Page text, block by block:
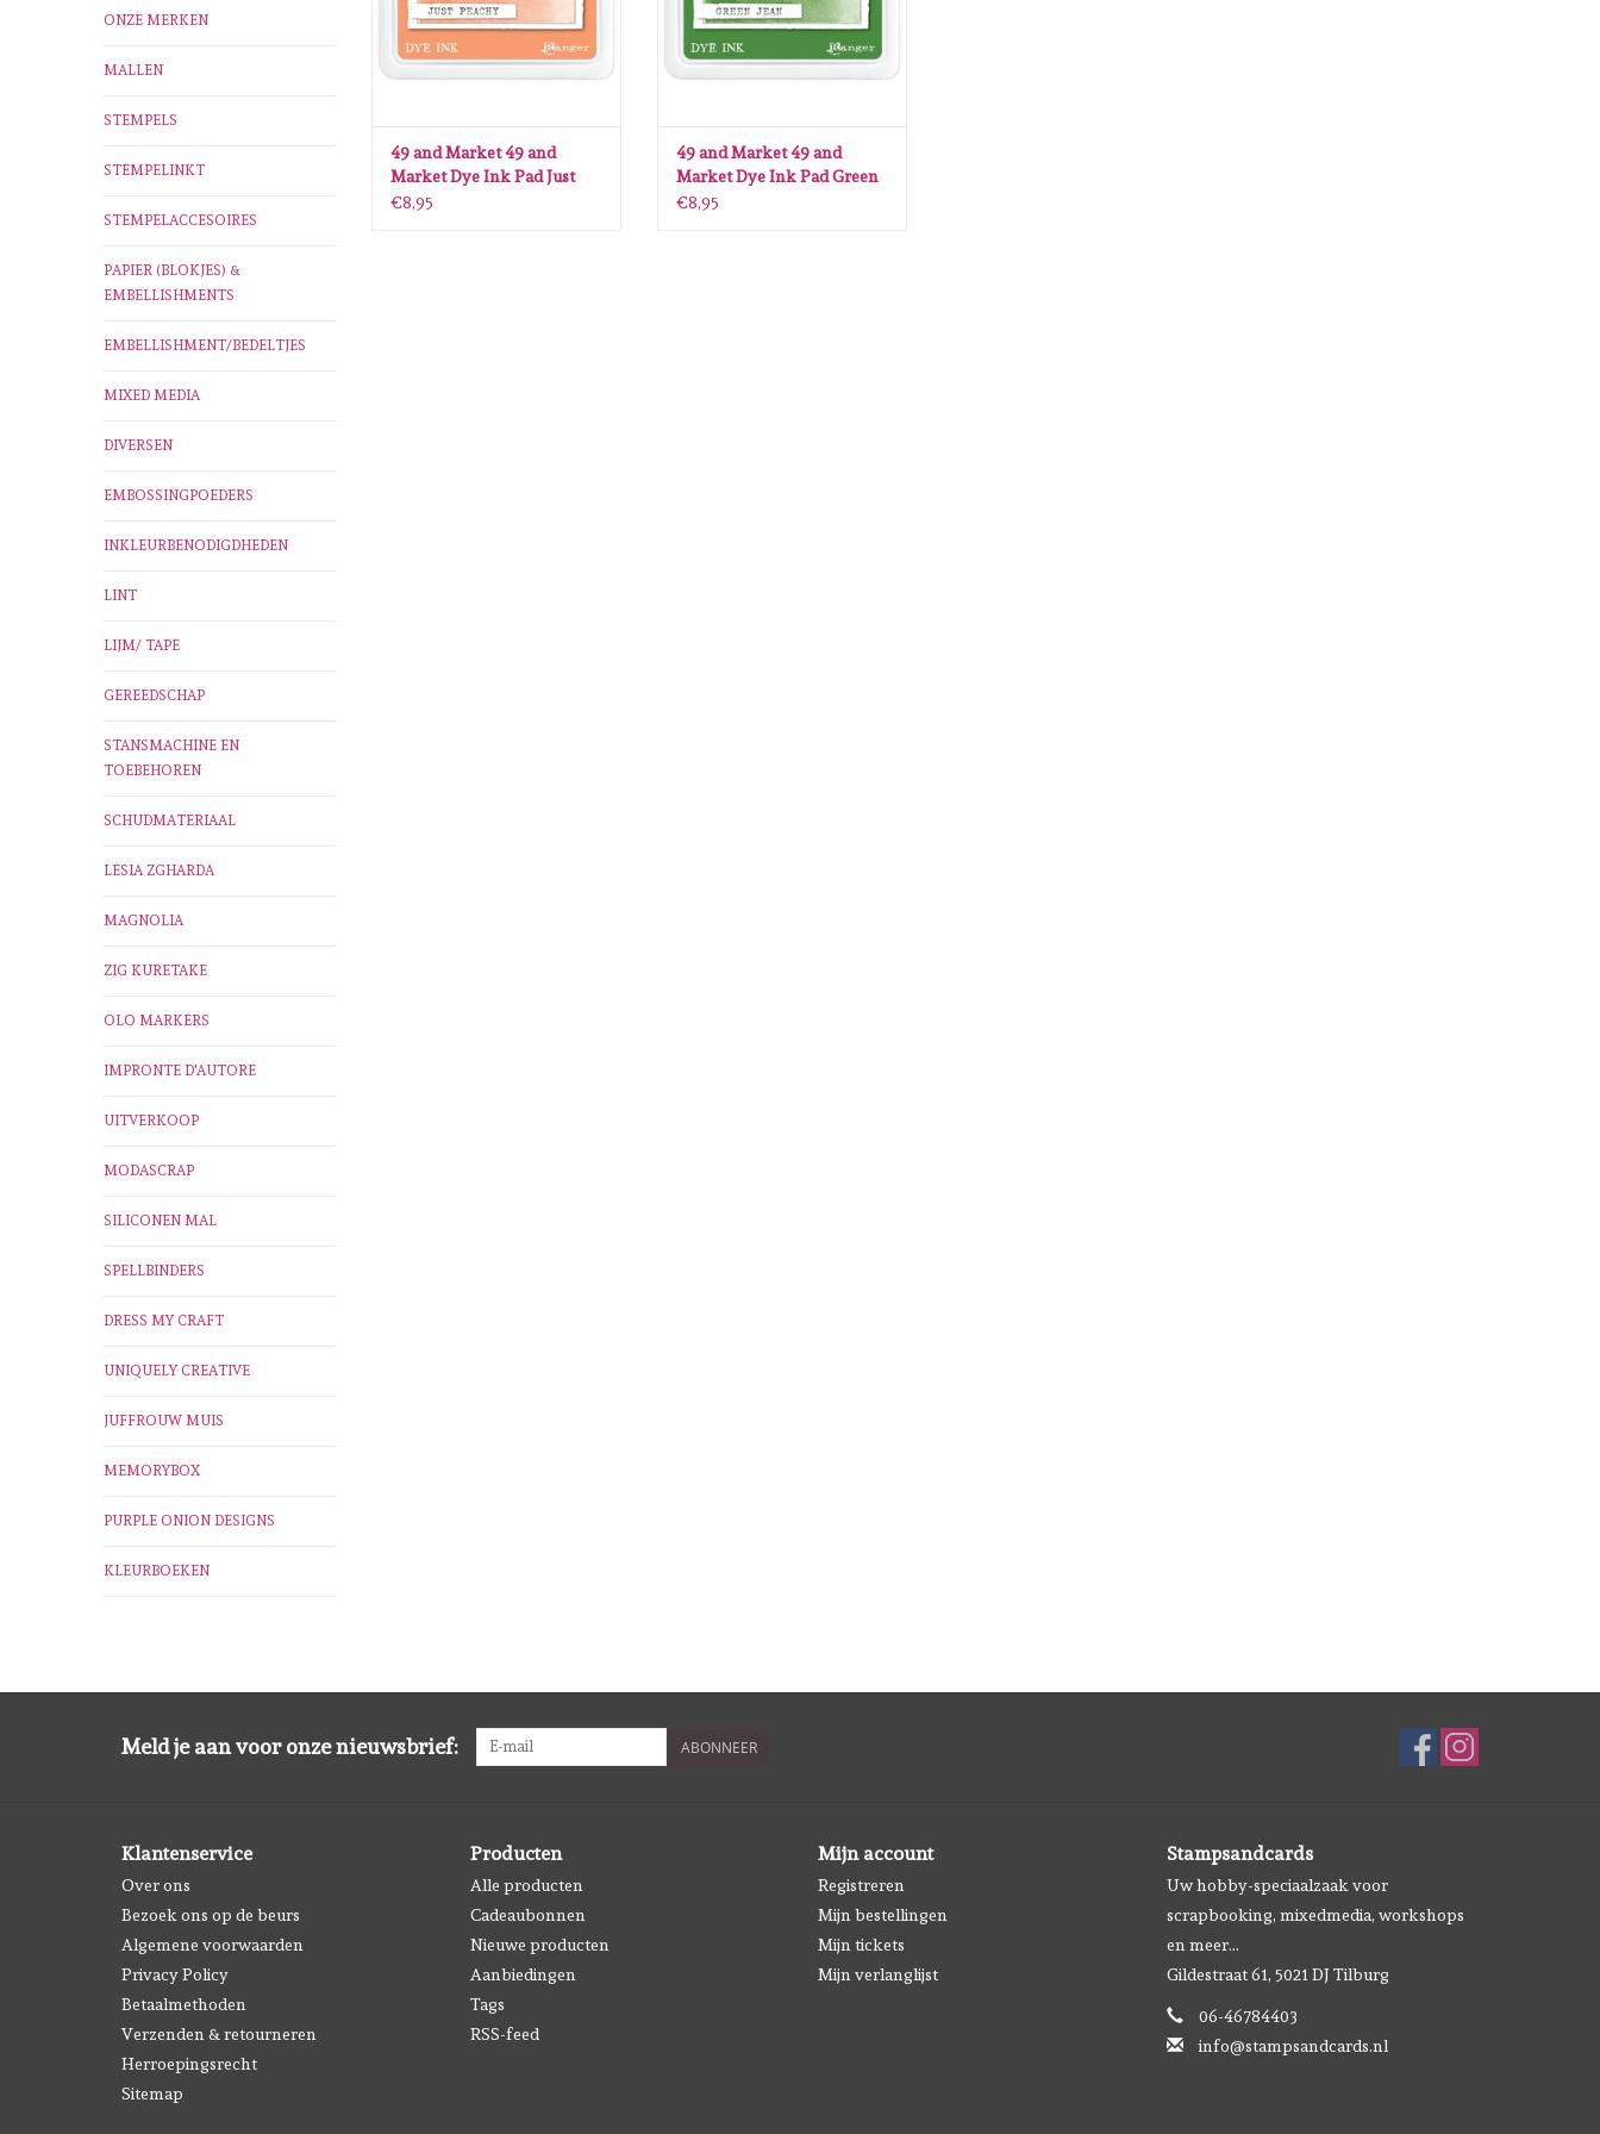
ONZE MERKEN
MALLEN
STEMPELS
STEMPELINKT
STEMPELACCESOIRES
PAPIER (BLOKJES) &
EMBELLISHMENTS
EMBELLISHMENT/BEDELTJES
MIXED MEDIA
DIVERSEN
EMBOSSINGPOEDERS
INKLEURBENODIGDHEDEN
LINT
LIJM/ TAPE
GEREEDSCHAP
STANSMACHINE EN
TOEBEHOREN
SCHUDMATERIAAL
LESIA ZGHARDA
MAGNOLIA
ZIG KURETAKE
OLO MARKERS
IMPRONTE D'AUTORE
UITVERKOOP
MODASCRAP
SILICONEN MAL
SPELLBINDERS
DRESS MY CRAFT
UNIQUELY CREATIVE
JUFFROUW MUIS
MEMORYBOX
PURPLE ONION DESIGNS
KLEURBOEKEN
49 and Market 49 and
Market Dye Ink Pad Just
Peachy
€8,95
49 and Market 49 and
Market Dye Ink Pad Green
Jean
€8,95
Meld je aan voor onze nieuwsbrief: ABONNEER
Klantenservice
Over ons
Bezoek ons op de beurs
Algemene voorwaarden
Privacy Policy
Betaalmethoden
Verzenden & retourneren
Herroepingsrecht
Sitemap
Producten
Alle producten
Cadeaubonnen
Nieuwe producten
Aanbiedingen
Tags
RSS-feed
Mijn account
Registreren
Mijn bestellingen
Mijn tickets
Mijn verlanglijst
Stampsandcards
Uw hobby-speciaalzaak voor
scrapbooking, mixedmedia, workshops
en meer...
Gildestraat 61, 5021 DJ Tilburg
06-46784403
info@stampsandcards.nl